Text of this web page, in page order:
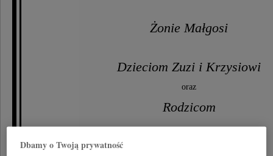
Żonie Małgosi
Dzieciom Zuzi i Krzysiowi
oraz
Rodzicom
Dbamy o Twoją prywatność